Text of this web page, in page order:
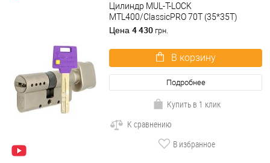
Цилиндр MUL-T-LOCK
MTL400/ClassicPRO 70T (35*35T)
никель сатин
Цена 4 430 грн.
В корзину
Подробнее
Купить в 1 клик
К сравнению
В избранное